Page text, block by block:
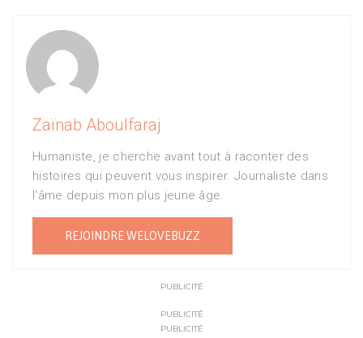
Zaïnab Aboulfaraj
Humaniste, je cherche avant tout à raconter des
histoires qui peuvent vous inspirer. Journaliste dans
l'âme depuis mon plus jeune âge.
REJOINDRE WELOVEBUZZ
PUBLICITÉ
PUBLICITÉ
PUBLICITÉ